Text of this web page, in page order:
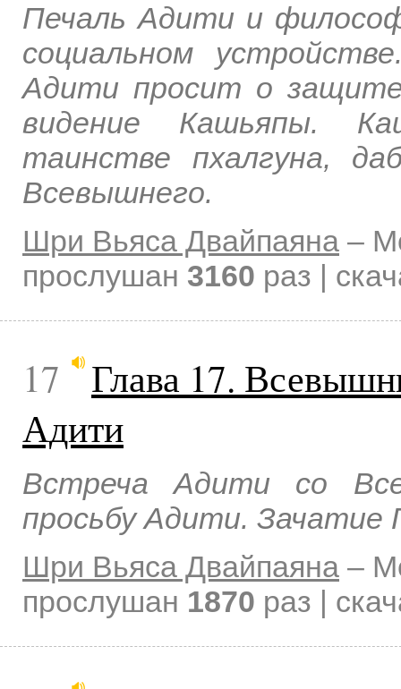
Печаль Адити и
социальном
Адити просит о
видение Кашьяпы.
таинстве пхалгуна,
Всевышнего.
Шри Вьяса Двайпаяна –
прослушан 3160 раз |
17
Глава 17.
Адити
Встреча Адити со
просьбу Адити. Зачатие
Шри Вьяса Двайпаяна –
прослушан 1870 раз |